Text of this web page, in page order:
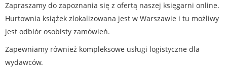
Zapraszamy do zapoznania się z ofertą naszej księgarni online.
Hurtownia książek zlokalizowana jest w Warszawie i tu możliwy
jest odbiór osobisty zamówień.
Zapewniamy również kompleksowe usługi logistyczne dla
wydawców.